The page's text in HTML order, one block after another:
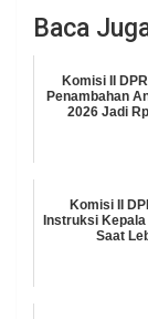
Baca
Komisi II
Penambahan
2026 Jadi
Komisi II
Instruksi Kepala
Saat